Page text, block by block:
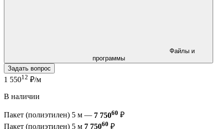
программы
Задать вопрос
1 55012 ₽/м
В наличии
Пакет (полиэтилен) 5 м — 7 75060 ₽
Пакет (полиэтилен) 5 м 7 75060 ₽